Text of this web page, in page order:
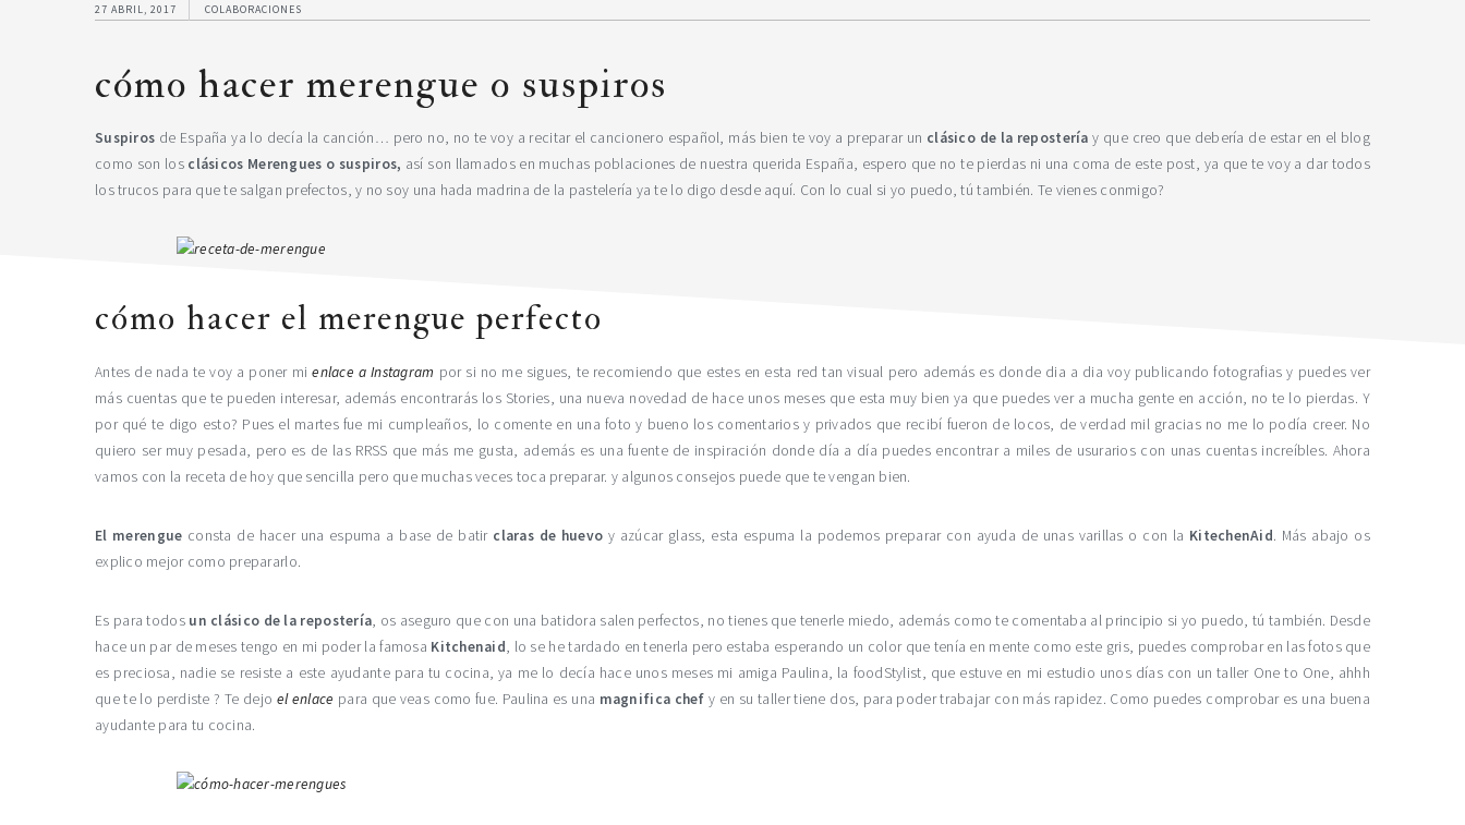
27 ABRIL, 2017 COLABORACIONES
cómo hacer merengue o suspiros
Suspiros de España ya lo decía la canción… pero no, no te voy a recitar el cancionero español, más bien te voy a preparar un clásico de la repostería y que creo que debería de estar en el blog
como son los clásicos Merengues o suspiros, así son llamados en muchas poblaciones de nuestra querida España, espero que no te pierdas ni una coma de este post, ya que te voy a dar todos
los trucos para que te salgan prefectos, y no soy una hada madrina de la pastelería ya te lo digo desde aquí. Con lo cual si yo puedo, tú también. Te vienes conmigo?
cómo hacer el merengue perfecto
Antes de nada te voy a poner mienlace a Instagram por si no me sigues, te recomiendo que estes en esta red tan visual pero además es donde dia a dia voy publicando fotografias y puedes ver
más cuentas que te pueden interesar, además encontrarás los Stories, una nueva novedad de hace unos meses que esta muy bien ya que puedes ver a mucha gente en acción, no te lo pierdas. Y
por qué te digo esto? Pues el martes fue mi cumpleaños, lo comente en una foto y bueno los comentarios y privados que recibí fueron de locos, de verdad mil gracias no me lo podía creer. No
quiero ser muy pesada, pero es de las RRSS que más me gusta, además es una fuente de inspiración donde día a día puedes encontrar a miles de usurarios con unas cuentas increíbles. Ahora
vamos con la receta de hoy que sencilla pero que muchas veces toca preparar. y algunos consejos puede que te vengan bien.
El merengue consta de hacer una espuma a base de batir claras de huevo y azúcar glass, esta espuma la podemos preparar con ayuda de unas varillas o con la KitechenAid. Más abajo os
explico mejor como prepararlo.
Es para todos un clásico de la repostería, os aseguro que con una batidora salen perfectos, no tienes que tenerle miedo, además como te comentaba al principio si yo puedo, tú también. Desde
hace un par de meses tengo en mi poder la famosa Kitchenaid, lo se he tardado en tenerla pero estaba esperando un color que tenía en mente como este gris, puedes comprobar en las fotos que
es preciosa, nadie se resiste a este ayudante para tu cocina, ya me lo decía hace unos meses mi amiga Paulina, la foodStylist, que estuve en mi estudio unos días con un taller One to One, ahhh
que te lo perdiste ? Te dejo el enlace para que veas como fue. Paulina es una magnifica chef y en su taller tiene dos, para poder trabajar con más rapidez. Como puedes comprobar es una buena
ayudante para tu cocina.